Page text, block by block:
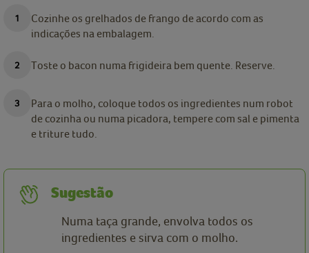
Cozinhe os grelhados de frango de acordo com as
indicações na embalagem.
Toste o bacon numa frigideira bem quente. Reserve.
Para o molho, coloque todos os ingredientes num robot
de cozinha ou numa picadora, tempere com sal e pimenta
e triture tudo.
Sugestão
Numa taça grande, envolva todos os
ingredientes e sirva com o molho.